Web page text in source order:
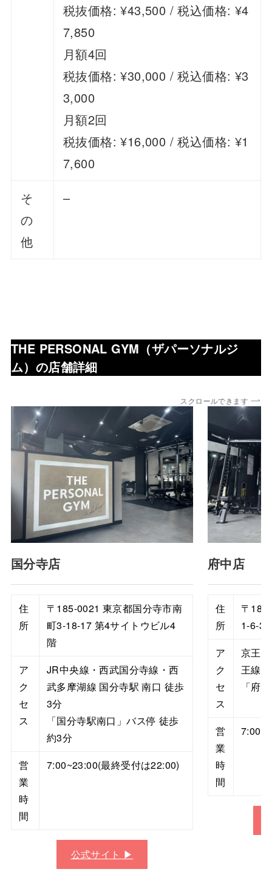
税抜価格: ¥43,500 / 税込価格: ¥4
7,850
月額4回
税抜価格: ¥30,000 / 税込価格: ¥3
3,000
月額2回
税抜価格: ¥16,000 / 税込価格: ¥1
7,600
そ
の
他
–
THE PERSONAL GYM（ザパーソナルジ
ム） の店舗詳細
スクロールできます
国分寺店
住
所
〒185-0021 東京都国分寺市南
町3-18-17 第4サイトウビル4
階
ア
ク
セ
ス
JR中央線・西武国分寺線・西
武多摩湖線 国分寺駅 南口 徒歩
3分
「国分寺駅南口」バス停 徒歩
約3分
営
業
時
間
7:00~23:00(最終受付は22:00)
公式サイト ▶︎
府中店
住
所
〒
1-6-3
ア
ク
セ
ス
京王
王線
「府
営
業
時
間